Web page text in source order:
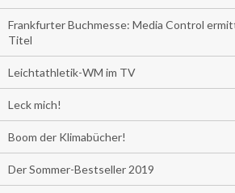
Frankfurter Buchmesse: Media Control
Titel
Leichtathletik-WM im TV
Leck mich!
Boom der Klimabücher!
Der Sommer-Bestseller 2019